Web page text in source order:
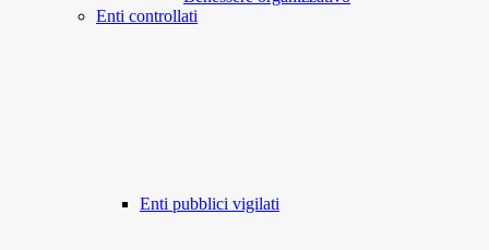
Enti controllati
Enti pubblici vigilati